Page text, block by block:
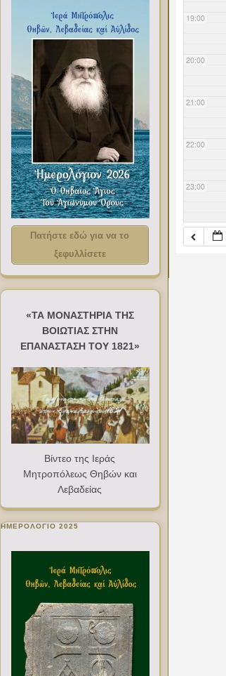
19:00
20:00
21:00
22:00
23:00
Πατήστε εδώ για να το
ξεφυλλίσετε
«ΤΑ ΜΟΝΑΣΤΗΡΙΑ ΤΗΣ
ΒΟΙΩΤΙΑΣ ΣΤΗΝ
ΕΠΑΝΑΣΤΑΣΗ ΤΟΥ 1821»
Βίντεο της Ιεράς
Μητροπόλεως Θηβών και
Λεβαδείας
ΗΜΕΡΟΛΟΓΙΟ 2025